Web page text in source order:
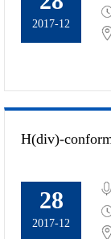
2017-12
28
2017-12